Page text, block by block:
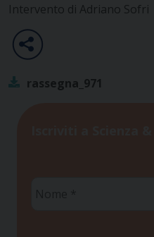
Intervento di Adriano Sofri
rassegna_971